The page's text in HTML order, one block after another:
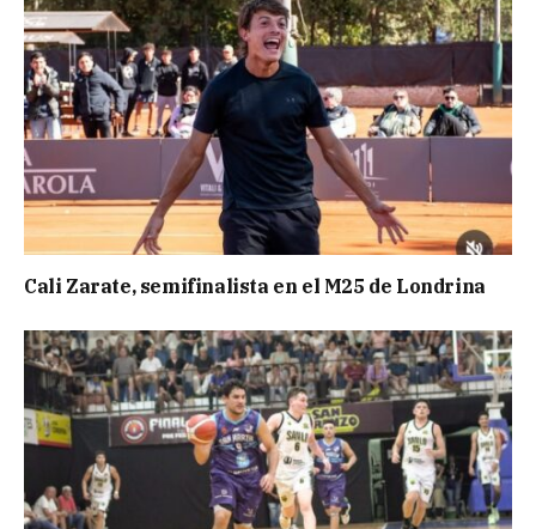
Cali Zarate, semifinalista en el M25 de Londrina